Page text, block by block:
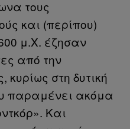
τους
και (περίπου)
μ.Χ. έζησαν
από την
στη δυτική
παραμένει ακόμα
Και